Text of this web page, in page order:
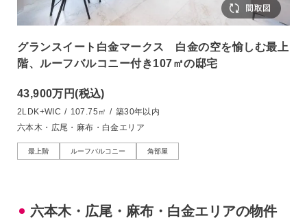
グランスイート白金マークス 白金の空を愉しむ最上
階、ルーフバルコニー付き107㎡の邸宅
43,900万円(税込)
2LDK+WIC / 107.75㎡ / 築30年以内
六本木・広尾・麻布・白金エリア
最上階 ルーフバルコニー 角部屋
六本木・広尾・麻布・白金エリアの物件